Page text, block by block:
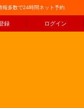
報多数で24時間ネット予約
録 ログイン